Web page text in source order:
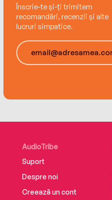
Înscrie-te și-ți trimitem
recomandări, recenzii și alte
lucruri simpatice.
AudioTribe
Suport
Despre noi
Creează un cont